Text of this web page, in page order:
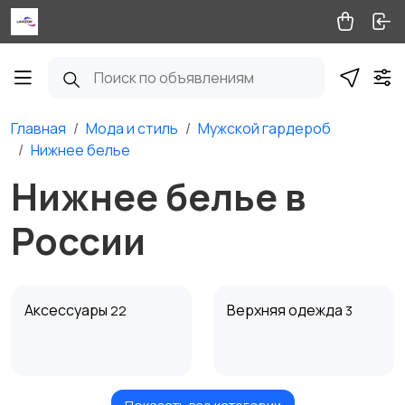
Главная Мода и стиль
Мужской гардероб
Нижнее белье
Нижнее белье в
России
Аксессуары 22 Верхняя одежда 3